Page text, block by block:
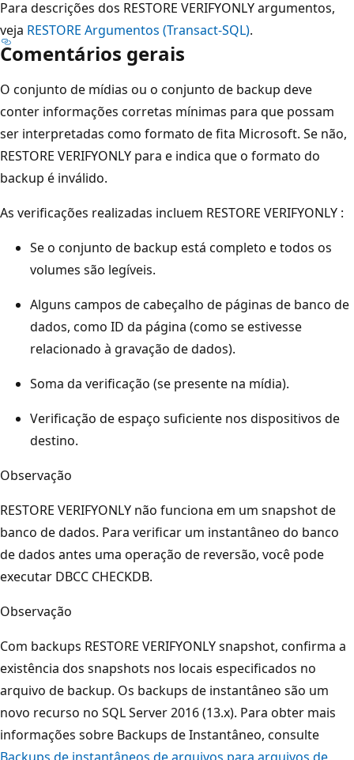
Para descrições dos RESTORE VERIFYONLY argumentos,
veja RESTORE Argumentos (Transact-SQL).
Comentários gerais
O conjunto de mídias ou o conjunto de backup deve
conter informações corretas mínimas para que possam
ser interpretadas como formato de fita Microsoft. Se não,
RESTORE VERIFYONLY para e indica que o formato do
backup é inválido.
As verificações realizadas incluem RESTORE VERIFYONLY :
Se o conjunto de backup está completo e todos os
volumes são legíveis.
Alguns campos de cabeçalho de páginas de banco de
dados, como ID da página (como se estivesse
relacionado à gravação de dados).
Soma da verificação (se presente na mídia).
Verificação de espaço suficiente nos dispositivos de
destino.
Observação
RESTORE VERIFYONLY não funciona em um snapshot de
banco de dados. Para verificar um instantâneo do banco
de dados antes uma operação de reversão, você pode
executar DBCC CHECKDB.
Observação
Com backups RESTORE VERIFYONLY snapshot, confirma a
existência dos snapshots nos locais especificados no
arquivo de backup. Os backups de instantâneo são um
novo recurso no SQL Server 2016 (13.x). Para obter mais
informações sobre Backups de Instantâneo, consulte
Backups de instantâneos de arquivos para arquivos de